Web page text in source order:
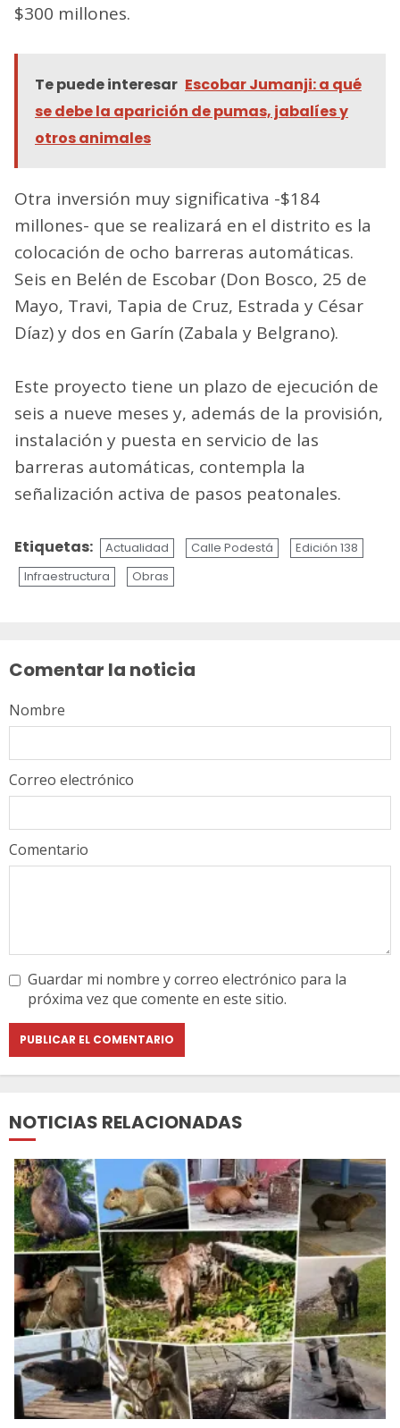
$300 millones.
Te puede interesar Escobar Jumanji: a qué
se debe la aparición de pumas, jabalíes y
otros animales
Otra inversión muy significativa -$184
millones- que se realizará en el distrito es la
colocación de ocho barreras automáticas.
Seis en Belén de Escobar (Don Bosco, 25 de
Mayo, Travi, Tapia de Cruz, Estrada y César
Díaz) y dos en Garín (Zabala y Belgrano).
Este proyecto tiene un plazo de ejecución de
seis a nueve meses y, además de la provisión,
instalación y puesta en servicio de las
barreras automáticas, contempla la
señalización activa de pasos peatonales.
Etiquetas: Actualidad Calle Podestá
Edición 138
Infraestructura
Obras
Comentar la noticia
Comentario
Nombre
Correo electrónico
Guardar mi nombre y correo electrónico para la
próxima vez que comente en este sitio.
NOTICIAS RELACIONADAS